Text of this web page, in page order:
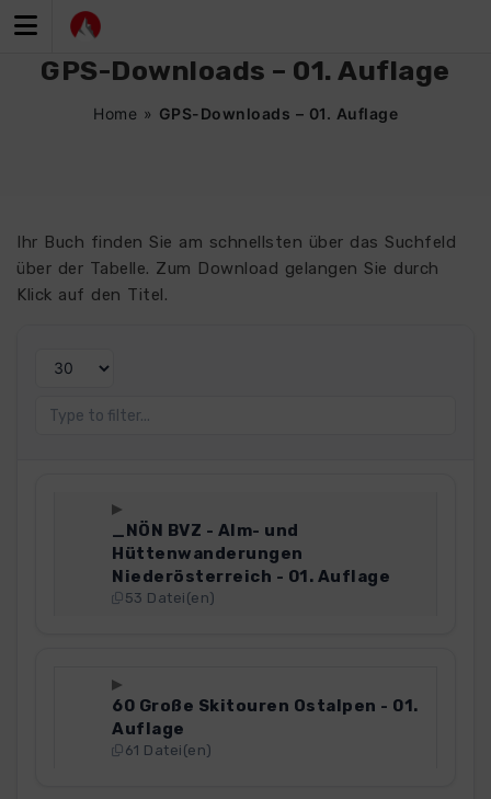
Inhalt
GPS-Downloads – 01. Auflage
Home » GPS-Downloads – 01. Auflage
Ihr Buch finden Sie am schnellsten über das Suchfeld
über der Tabelle. Zum Download gelangen Sie durch
Klick auf den Titel.
_NÖN BVZ - Alm- und
Hüttenwanderungen
Niederösterreich - 01. Auflage
53 Datei(en)
60 Große Skitouren Ostalpen - 01.
Auflage
61 Datei(en)